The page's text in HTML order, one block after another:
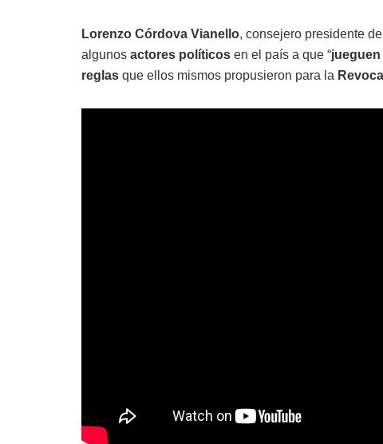
Lorenzo Córdova Vianello, consejero presidente del
algunos actores políticos en el país a que “
reglas que ellos mismos propusieron para la